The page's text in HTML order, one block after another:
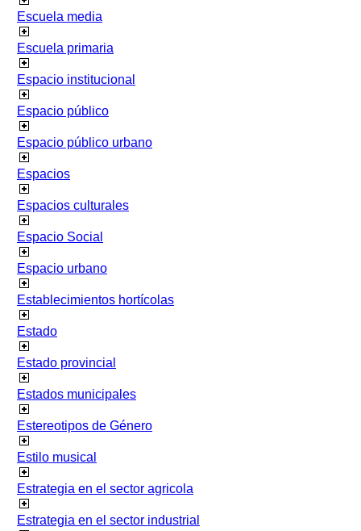
Escuela media
Escuela primaria
Espacio institucional
Espacio público
Espacio público urbano
Espacios
Espacios culturales
Espacio Social
Espacio urbano
Establecimientos hortícolas
Estado
Estado provincial
Estados municipales
Estereotipos de Género
Estilo musical
Estrategia en el sector agricola
Estrategia en el sector industrial